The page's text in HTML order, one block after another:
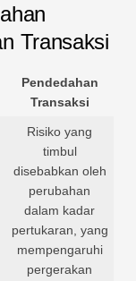
Transaksi
Pendedahan
Transaksi
Risiko yang
timbul
disebabkan oleh
perubahan
dalam kadar
pertukaran, yang
mempengaruhi
pergerakan